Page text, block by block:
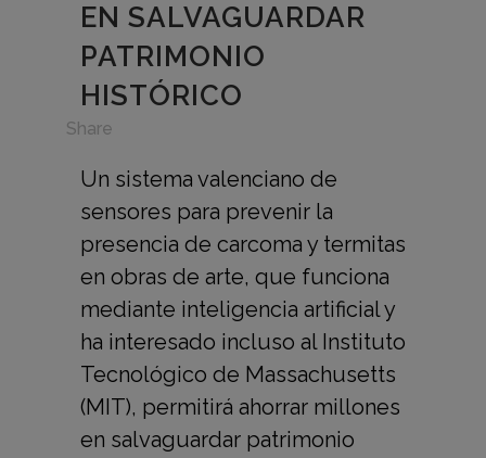
EN SALVAGUARDAR
PATRIMONIO
HISTÓRICO
Share
Un sistema valenciano de
sensores para prevenir la
presencia de carcoma y termitas
en obras de arte, que funciona
mediante inteligencia artificial y
ha interesado incluso al Instituto
Tecnológico de Massachusetts
(MIT), permitirá ahorrar millones
en salvaguardar patrimonio